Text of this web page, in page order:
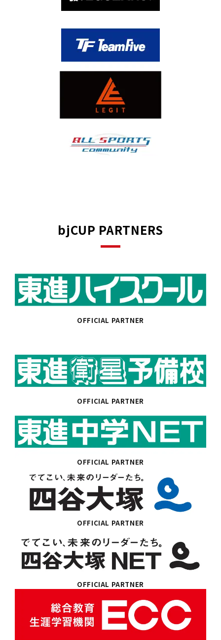
bjCUP PARTNERS
OFFICIAL PARTNER
OFFICIAL PARTNER
OFFICIAL PARTNER
OFFICIAL PARTNER
OFFICIAL PARTNER